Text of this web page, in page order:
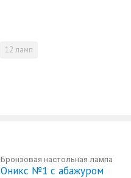
12 ламп
Бронзовая настольная лампа
Оникс №1 с абажуром